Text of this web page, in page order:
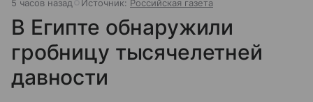
5 часов назад Источник: Российская газета
В Египте обнаружили
гробницу тысячелетней
давности